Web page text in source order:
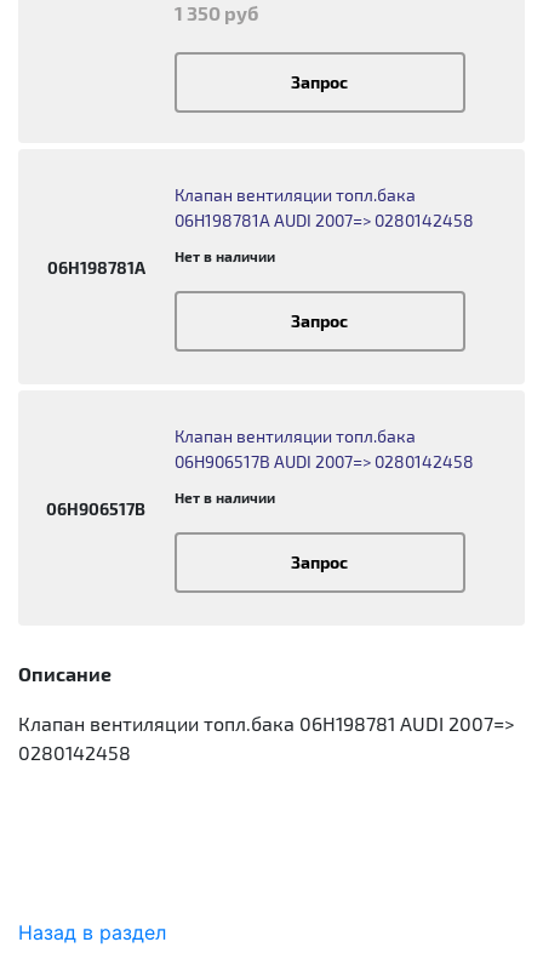
1 350 руб
Запрос
06H198781A
Клапан вентиляции топл.бака
06H198781A AUDI 2007=> 0280142458
Нет в наличии
Запрос
06H906517B
Клапан вентиляции топл.бака
06H906517B AUDI 2007=> 0280142458
Нет в наличии
Запрос
Описание
Клапан вентиляции топл.бака 06H198781 AUDI 2007=>
0280142458
Назад в раздел